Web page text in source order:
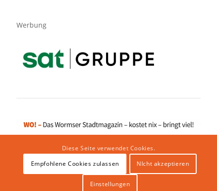
Werbung
Impressum|Datenschutzerklärung|Website von klicklabor.de|
Diese Seite verwendet Cookies.
Empfohlene Cookies zulassen
NIcht akzeptieren
Einstellungen